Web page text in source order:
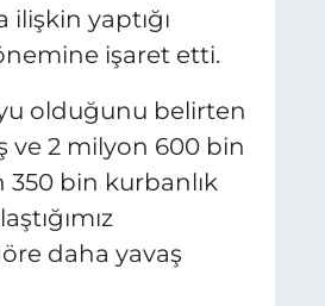
ilişkin yaptığı
işaret etti.
olduğunu belirten
ve 2 milyon 600 bin
bin kurbanlık
daha yavaş